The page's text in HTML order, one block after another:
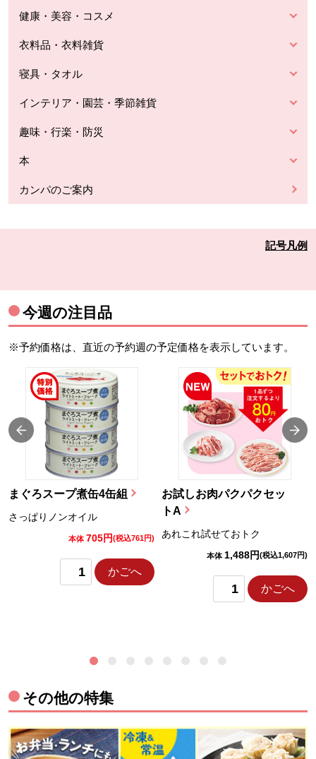
健康・美容・コスメ
衣料品・衣料雑貨
寝具・タオル
インテリア・園芸・季節雑貨
趣味・行楽・防災
本
カンパのご案内
記号凡例
今週の注目品
※予約価格は、直近の予約週の予定価格を表示しています。
まぐろスープ煮缶4缶組
さっぱりノンオイル
本体 705円(税込761円)
かごへ
お試しお肉パクパクセッ
トA
あれこれ試せておトク
本体 1,488円(税込1,607円)
かごへ
その他の特集